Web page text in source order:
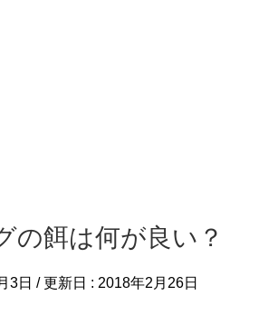
の餌は何が良い？
3日 / 更新日 : 2018年2月26日